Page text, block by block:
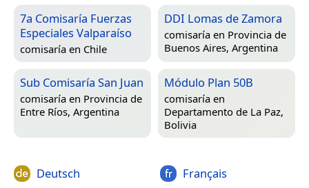
7a Comisaría Fuerzas
Especiales Valparaíso
comisaría en Chile
DDI Lomas de Zamora
comisaría en Provincia de
Buenos Aires, Argentina
Sub Comisaría San Juan
comisaría en Provincia de
Entre Ríos, Argentina
Módulo Plan 50B
comisaría en
Departamento de La Paz,
Bolivia
Deutsch Français